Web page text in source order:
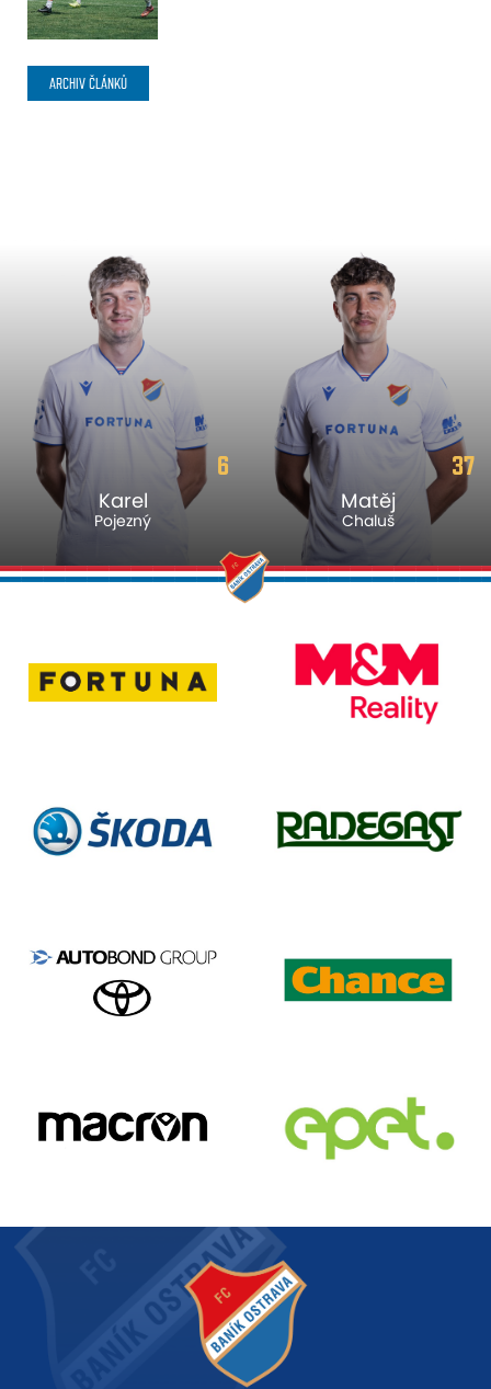
ARCHIV ČLÁNKŮ
6
Karel
Pojezný
37
Matěj
Chaluš